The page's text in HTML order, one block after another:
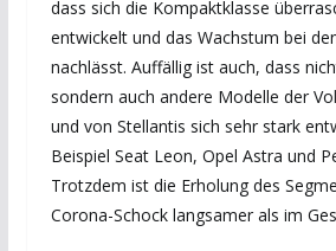
dass sich die Kompaktklasse
entwickelt und das Wachstum bei
nachlässt. Auffällig ist auch, dass
sondern auch andere Modelle der
und von Stellantis sich sehr stark
Beispiel Seat Leon, Opel Astra und
Trotzdem ist die Erholung des
Corona-Schock langsamer als im